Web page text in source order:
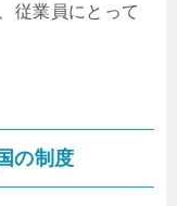
従業員にとって
の制度